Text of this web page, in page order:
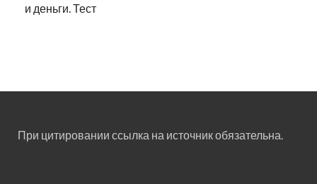
и деньги. Тест
При цитировании ссылка на источник обязательна.